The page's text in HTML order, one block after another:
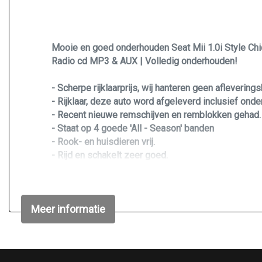
Mooie en goed onderhouden Seat Mii 1.0i Style
Radio cd MP3 & AUX | Volledig onderhouden!
- Scherpe rijklaarprijs, wij hanteren geen
- Rijklaar, deze auto word afgeleverd inclusief
- Recent nieuwe remschijven en remblokken gehad.
- Staat op 4 goede 'All - Season' banden
- Rook- en huisdieren vrij.
- Rijd en schakelt zeer goed.
MEER INFO? OF EEN BEZICHTIGING EN
📞 06-46710581
Meer informatie